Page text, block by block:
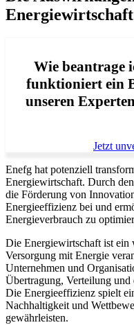
Energiewirtschaft
Wie beantrage
funktioniert ein
unseren
Jetzt
Enefg hat potenziell
Energiewirtschaft. Durch
die Förderung von
Energieeffizienz bei und
Energieverbrauch zu
Die Energiewirtschaft ist ein
Versorgung mit Energie
Unternehmen und
Übertragung, Verteilung
Die Energieeffizienz spielt
Nachhaltigkeit und
gewährleisten.